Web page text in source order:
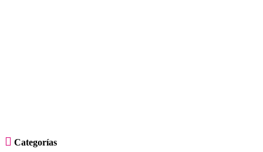
 Categorías